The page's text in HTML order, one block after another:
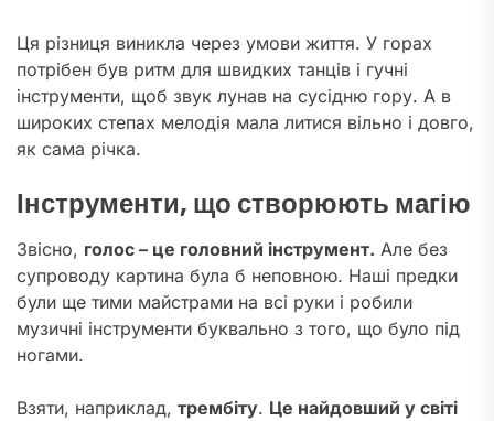
Ця різниця виникла через умови життя. У горах
потрібен був ритм для швидких танців і гучні
інструменти, щоб звук лунав на сусідню гору. А в
широких степах мелодія мала литися вільно і довго,
як сама річка.
Інструменти, що створюють магію
Звісно, голос – це головний інструмент. Але без
супроводу картина була б неповною. Наші предки
були ще тими майстрами на всі руки і робили
музичні інструменти буквально з того, що було під
ногами.
Взяти, наприклад, трембіту. Це найдовший у світі